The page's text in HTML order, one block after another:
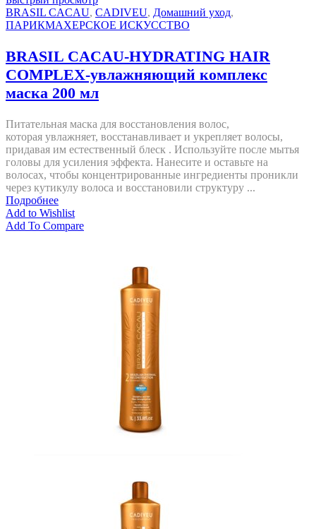
BRASIL CACAU, CADIVEU, Домашний уход,
ПАРИКМАХЕРСКОЕ ИСКУССТВО
BRASIL CACAU-HYDRATING HAIR
COMPLEX-увлажняющий комплекс
маска 200 мл
Питательная маска для восстановления волос,
которая увлажняет, восстанавливает и укрепляет волосы,
придавая им естественный блеск . Используйте после мытья
головы для усиления эффекта. Нанесите и оставьте на
волосах, чтобы концентрированные ингредиенты проникли
через кутикулу волоса и восстановили структуру ...
Подробнее
Add to Wishlist
Add To Compare